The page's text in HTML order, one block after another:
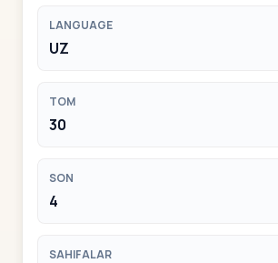
LANGUAGE
UZ
TOM
30
SON
4
SAHIFALAR